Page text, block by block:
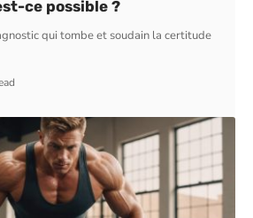
ce possible ?
qui tombe et soudain la certitude